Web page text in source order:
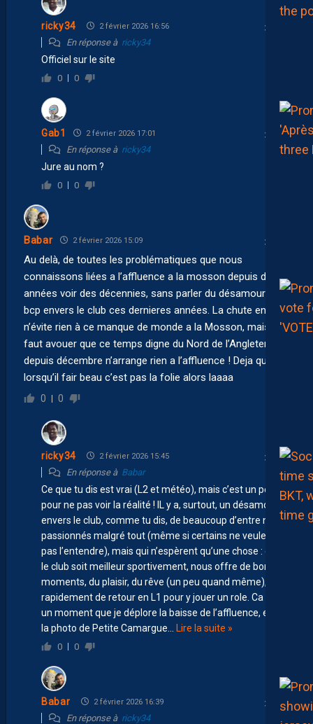
ricky34 2 février 2026 16:56
En réponse à ricky34
Officiel sur le site
0 0
Gab1 2 février 2026 17:01
En réponse à ricky34
Jure au nom ?
0 0
Babar 2 février 2026 15:09
Au delà, de toutes les problématiques que nous
connaissons liées a l’affluence a la mosson depuis des
années voir des décennies, sans parler du désamour de
bcp envers le club ces dernieres années. La chute en L2
n’évite rien à ce manque de monde a la Mosson, mais
faut avouer que ce temps digne du Nord de l’Angleterre
depuis décembre n’arrange rien a l’affluence ! Deja que
lorsqu’il fair beau c’est pas la folie alors laaaa
0 0
ricky34 2 février 2026 15:45
En réponse à Babar
Ce que tu dis est vrai (L2 et météo), mais c’est un peu
pour ne pas voir la réalité ! IL y a, surtout, un désamour
envers le club, comme tu dis, de beaucoup d’entre nous,
passionnés malgré tout (même si certains ne veulent
pas l’entendre), mais qui n’espèrent qu’une chose : que
le club soit meilleur sportivement, nous offre de bons
moments, du plaisir, du rêve (un peu quand même), soit
rapidement de retour en L1 pour y jouer un role. Ca fait
un moment que je déplore la baisse de l’affluence, et là,
la photo de Petite Camargue
Lire la suite »
0 0
Babar 2 février 2026 16:39
En réponse à ricky34